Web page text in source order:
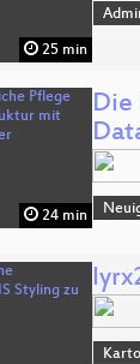
25 min
24 min
Die